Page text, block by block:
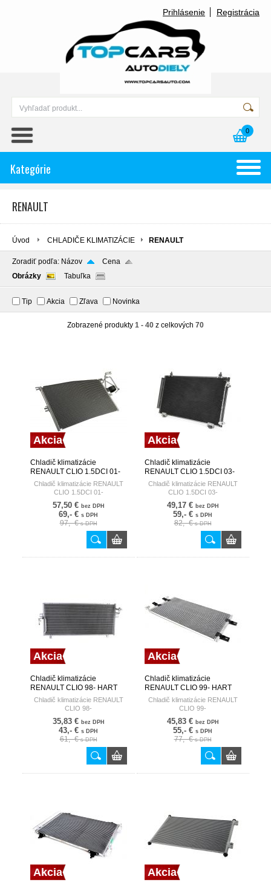
Prihlásenie Registrácia
0
Kategórie
RENAULT
Úvod CHLADIČE KLIMATIZÁCIE RENAULT
Zoradiť podľa: Názov
Cena
Obrázky
Tabuľka
Tip Akcia Zľava Novinka
Zobrazené produkty 1 - 40 z celkových 70
Akcia
Chladič klimatizácie
RENAULT CLIO 1.5DCI 01-
HART
Chladič klimatizácie RENAULT
CLIO 1.5DCI 01-
57,50 € bez DPH
69,- € s DPH
97,- €s DPH
Akcia
Chladič klimatizácie
RENAULT CLIO 1.5DCI 03-
HART
Chladič klimatizácie RENAULT
CLIO 1.5DCI 03-
49,17 € bez DPH
59,- € s DPH
82,- €s DPH
Akcia
Chladič klimatizácie
RENAULT CLIO 98- HART
Chladič klimatizácie RENAULT
CLIO 98-
35,83 € bez DPH
43,- € s DPH
61,- €s DPH
Akcia
Chladič klimatizácie
RENAULT CLIO 99- HART
Chladič klimatizácie RENAULT
CLIO 99-
45,83 € bez DPH
55,- € s DPH
77,- €s DPH
Akcia Akcia